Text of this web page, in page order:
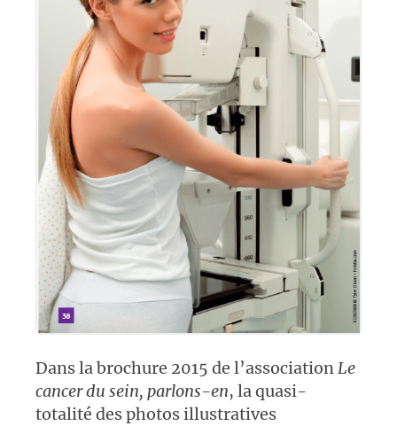
Dans la brochure 2015 de l’associationLe
cancer du sein, parlons-en, la quasi-
totalité des photos illustratives